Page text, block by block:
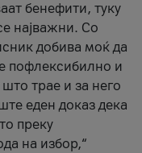
бенефити, туку
најважни. Со
добива моќ да
пофлексибилно и
трае и за него
еден доказ дека
преку
на избор,“